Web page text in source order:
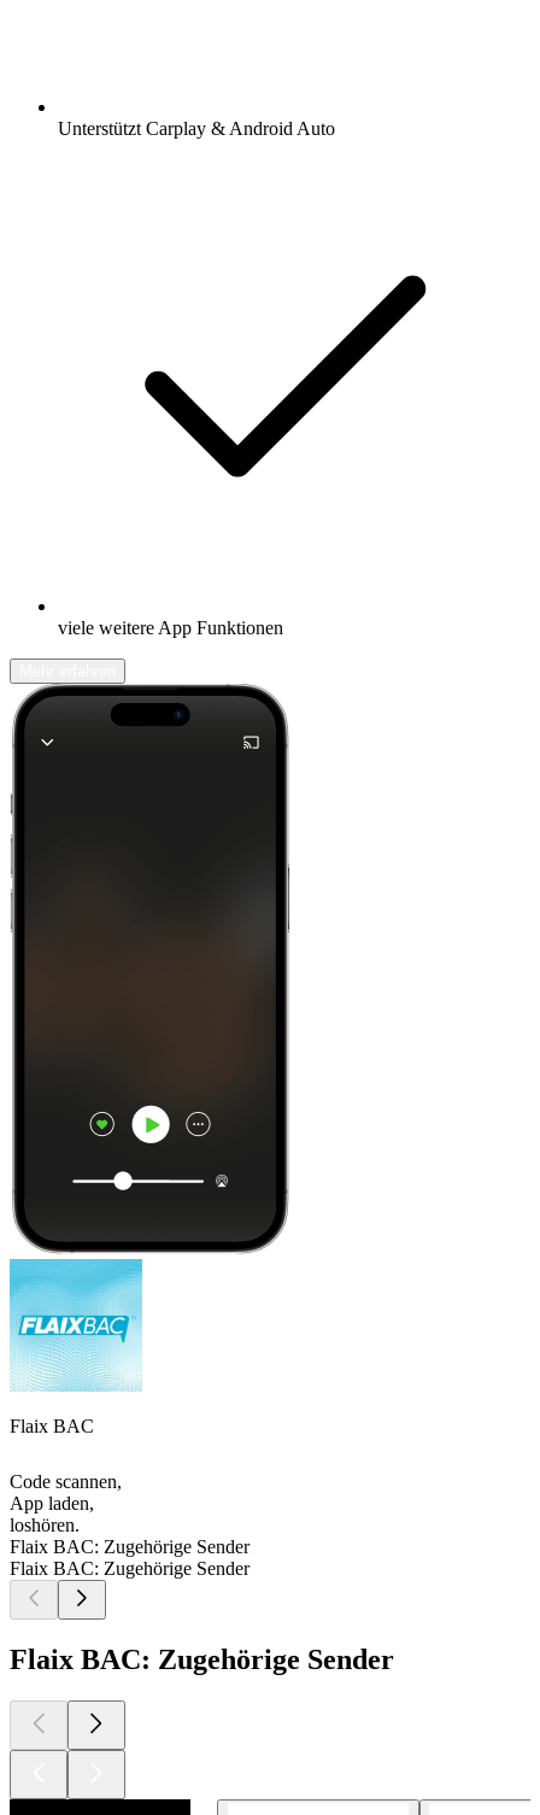
Unterstützt Carplay & Android Auto
viele weitere App Funktionen
Flaix BAC
Code scannen,
App laden,
loshören.
Flaix BAC: Zugehörige Sender
Flaix BAC: Zugehörige Sender
Flaix BAC: Zugehörige Sender